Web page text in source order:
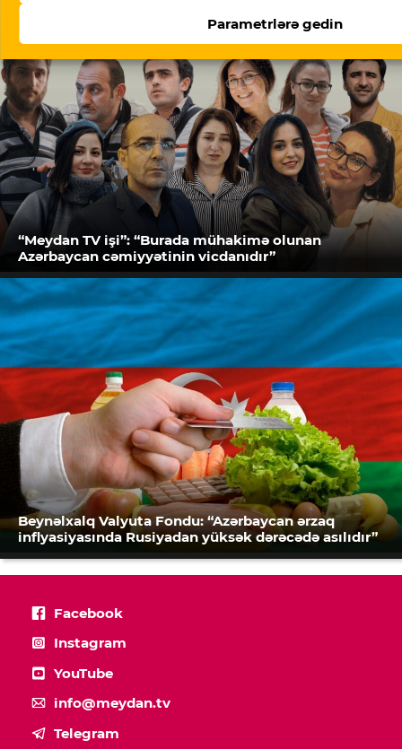
Parametrlərə gedin
“Meydan TV işi”: “Burada mühakimə olunan
Azərbaycan cəmiyyətinin vicdanıdır”
Beynəlxalq Valyuta Fondu: “Azərbaycan ərzaq
inflyasiyasında Rusiyadan yüksək dərəcədə asılıdır”
Facebook
Instagram
YouTube
info@meydan.tv
Telegram